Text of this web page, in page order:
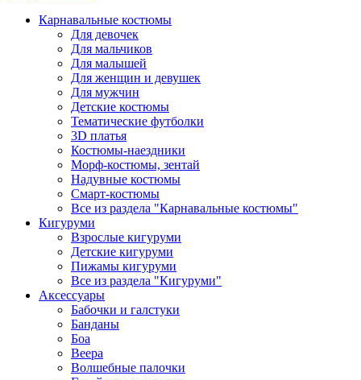
Карнавальные костюмы
Для девочек
Для мальчиков
Для малышей
Для женщин и девушек
Для мужчин
Детские костюмы
Тематические футболки
3D платья
Костюмы-наездники
Морф-костюмы, зентай
Надувные костюмы
Смарт-костюмы
Все из раздела "Карнавальные костюмы"
Кигуруми
Взрослые кигуруми
Детские кигуруми
Пижамы кигуруми
Все из раздела "Кигуруми"
Аксессуары
Бабочки и галстуки
Банданы
Боа
Веера
Волшебные палочки